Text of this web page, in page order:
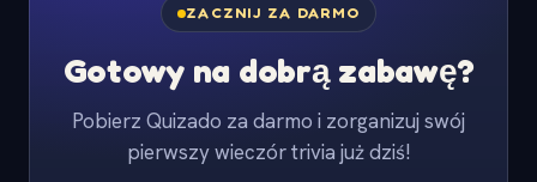
ZACZNIJ ZA DARMO
Gotowy na dobrą zabawę?
Pobierz Quizado za darmo i zorganizuj swój
pierwszy wieczór trivia już dziś!